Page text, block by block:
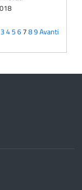
3456789Avanti